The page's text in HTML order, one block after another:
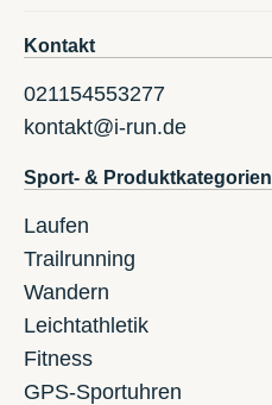
Kontakt
021154553277
kontakt@i-run.de
Sport- & Produktkategorien
Laufen
Trailrunning
Wandern
Leichtathletik
Fitness
GPS-Sportuhren